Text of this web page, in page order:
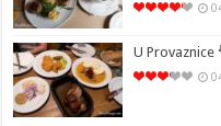
U Provaznice